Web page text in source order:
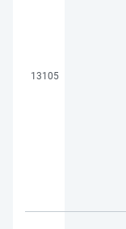
13105